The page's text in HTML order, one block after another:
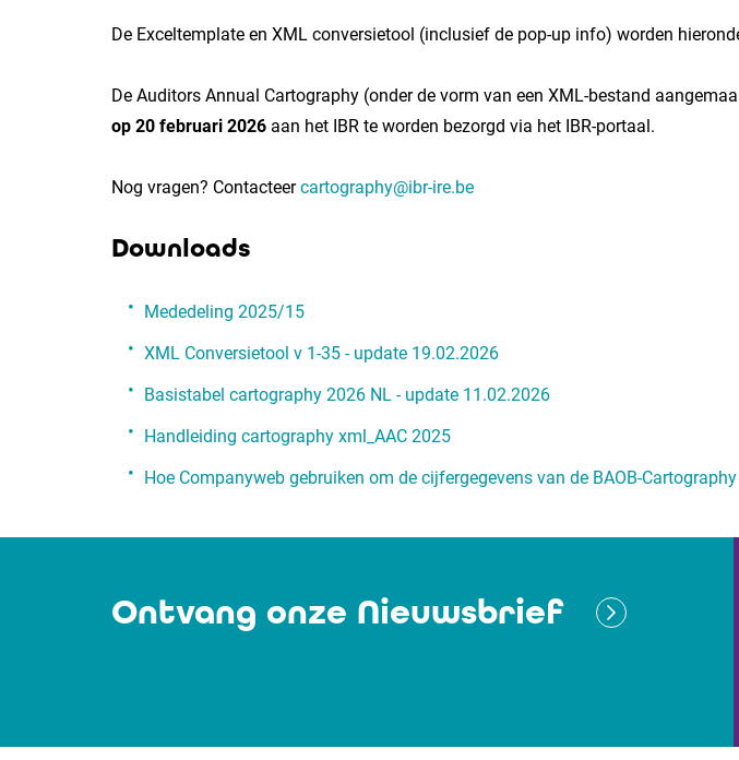
De Exceltemplate en XML conversietool (inclusief de pop-up info) worden
De Auditors Annual Cartography (onder de vorm van een XML-bestand
op 20 februari 2026 aan het IBR te worden bezorgd via het IBR-portaal.
Nog vragen? Contacteercartography@ibr-ire.be
Downloads
Mededeling 2025/15
XML Conversietool v 1-35 - update 19.02.2026
Basistabel cartography 2026 NL - update 11.02.2026
Handleiding cartography xml_AAC 2025
Hoe Companyweb gebruiken om de cijfergegevens van de BAOB-
Ontvang onze Nieuwsbrief